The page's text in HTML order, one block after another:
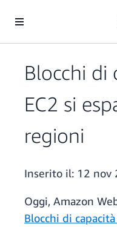
Blocchi di
EC2 si
regioni
Inserito il: 12 nov
Oggi, Amazon
Blocchi di